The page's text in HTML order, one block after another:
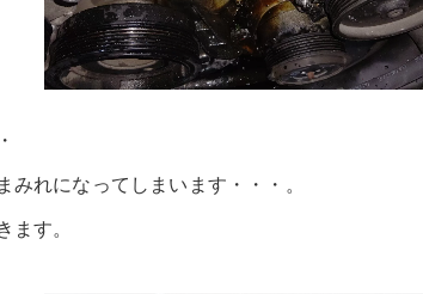
みれになってしまいます・・・。
ます。